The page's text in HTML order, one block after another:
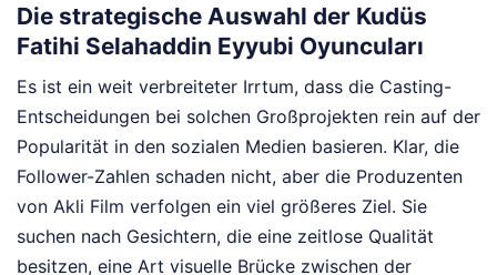
Die strategische Auswahl der Kudüs
Fatihi Selahaddin Eyyubi Oyuncuları
Es ist ein weit verbreiteter Irrtum, dass die Casting-
Entscheidungen bei solchen Großprojekten rein auf der
Popularität in den sozialen Medien basieren. Klar, die
Follower-Zahlen schaden nicht, aber die Produzenten
von Akli Film verfolgen ein viel größeres Ziel. Sie
suchen nach Gesichtern, die eine zeitlose Qualität
besitzen, eine Art visuelle Brücke zwischen der